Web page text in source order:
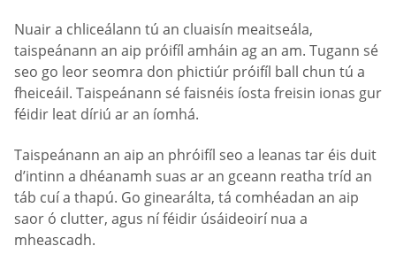
Nuair a chliceálann tú an cluaisín meaitseála,
taispeánann an aip próifíl amháin ag an am. Tugann sé
seo go leor seomra don phictiúr próifíl ball chun tú a
fheiceáil. Taispeánann sé faisnéis íosta freisin ionas gur
féidir leat díriú ar an íomhá.
Taispeánann an aip an phróifíl seo a leanas tar éis duit
d’intinn a dhéanamh suas ar an gceann reatha tríd an
táb cuí a thapú. Go ginearálta, tá comhéadan an aip
saor ó clutter, agus ní féidir úsáideoirí nua a
mheascadh.